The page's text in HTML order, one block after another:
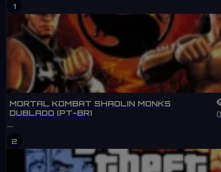
1
MORTAL KOMBAT SHAOLIN MONKS
DUBLADO (PT-BR)
0
2